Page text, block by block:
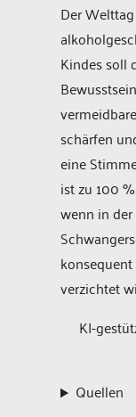
Der
Kindes soll
schärfen
eine
ist zu 100
wenn in der
verzichtet
KI-
Quellen